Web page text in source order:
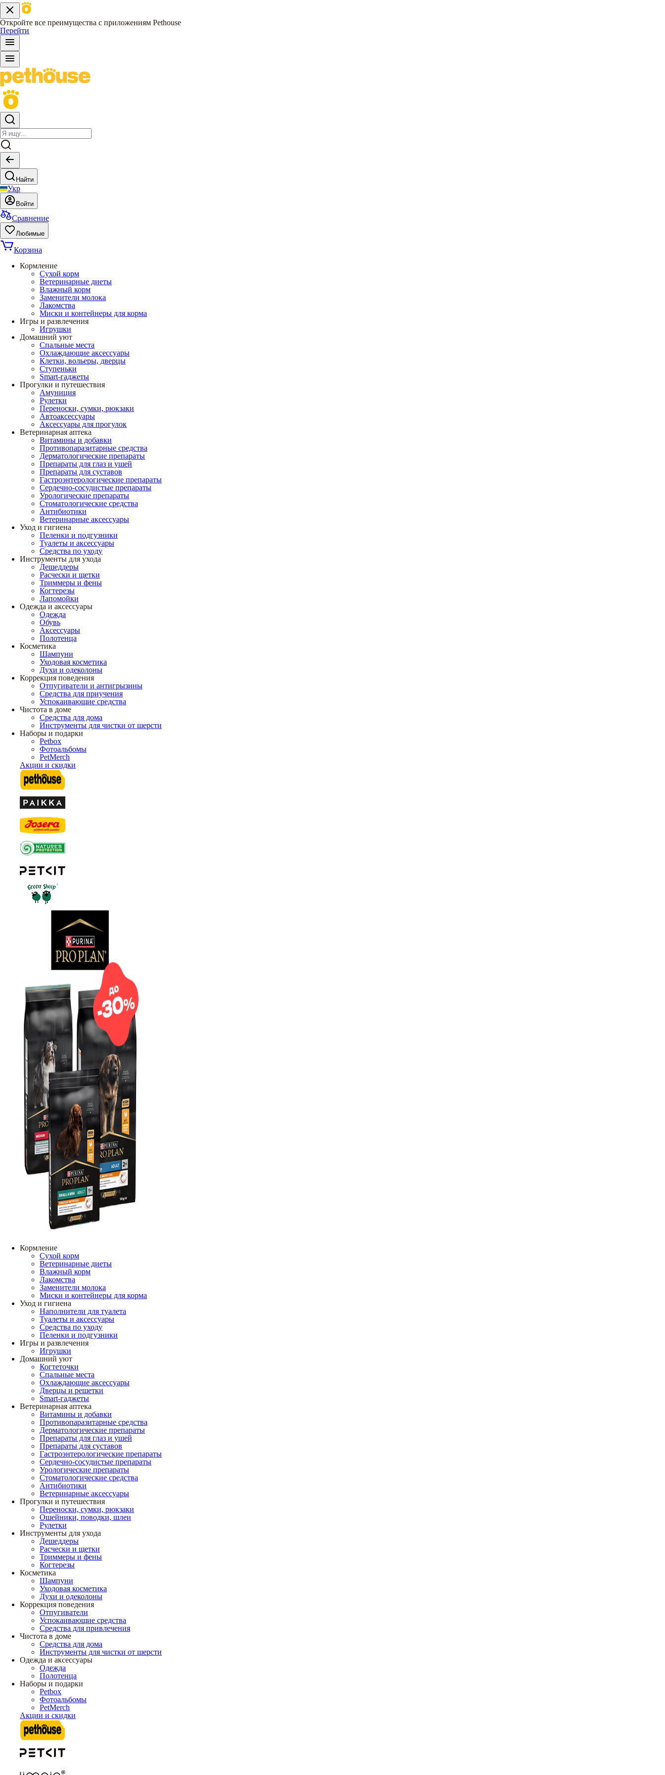
Откройте все преимущества с приложениям Pethouse
Перейти
Найти
Укр
Войти
Сравнение
Любимые
Корзина
Кормление
Сухой корм
Ветеринарные диеты
Влажный корм
Заменители молока
Лакомства
Миски и контейнеры для корма
Игры и развлечения
Игрушки
Домашний уют
Спальные места
Охлаждающие аксессуары
Клетки, вольеры, дверцы
Ступеньки
Smart-гаджеты
Прогулки и путешествия
Амуниция
Рулетки
Переноски, сумки, рюкзаки
Автоаксессуары
Аксессуары для прогулок
Ветеринарная аптека
Витамины и добавки
Противопаразитарные средства
Дерматологические препараты
Препараты для глаз и ушей
Препараты для суставов
Гастроэнтерологические препараты
Сердечно-сосудистые препараты
Урологические препараты
Стоматологические средства
Антибиотики
Ветеринарные аксессуары
Уход и гигиена
Пеленки и подгузники
Туалеты и аксессуары
Средства по уходу
Инструменты для ухода
Дешеддеры
Расчески и щетки
Триммеры и фены
Когтерезы
Лапомойки
Одежда и аксессуары
Одежда
Обувь
Аксессуары
Полотенца
Косметика
Шампуни
Уходовая косметика
Духи и одеколоны
Коррекция поведения
Отпугиватели и антигрызины
Средства для приучения
Успокаивающие средства
Чистота в доме
Средства для дома
Инструменты для чистки от шерсти
Наборы и подарки
Petbox
Фотоальбомы
PetMerch
Акции и скидки
Кормление
Сухой корм
Ветеринарные диеты
Влажный корм
Лакомства
Заменители молока
Миски и контейнеры для корма
Уход и гигиена
Наполнители для туалета
Туалеты и аксессуары
Средства по уходу
Пеленки и подгузники
Игры и развлечения
Игрушки
Домашний уют
Когтеточки
Спальные места
Охлаждающие аксессуары
Дверцы и решетки
Smart-гаджеты
Ветеринарная аптека
Витамины и добавки
Противопаразитарные средства
Дерматологические препараты
Препараты для глаз и ушей
Препараты для суставов
Гастроэнтерологические препараты
Сердечно-сосудистые препараты
Урологические препараты
Стоматологические средства
Антибиотики
Ветеринарные аксессуары
Прогулки и путешествия
Переноски, сумки, рюкзаки
Ошейники, поводки, шлеи
Рулетки
Инструменты для ухода
Дешеддеры
Расчески и щетки
Триммеры и фены
Когтерезы
Косметика
Шампуни
Уходовая косметика
Духи и одеколоны
Коррекция поведения
Отпугиватели
Успокаивающие средства
Средства для привлечения
Чистота в доме
Средства для дома
Инструменты для чистки от шерсти
Одежда и аксессуары
Одежда
Полотенца
Наборы и подарки
Petbox
Фотоальбомы
PetMerch
Акции и скидки